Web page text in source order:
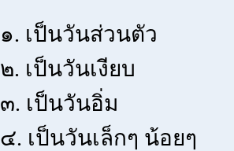
๑. เป็นวันส่วนตัว
๒. เป็นวันเงียบ
๓. เป็นวันอิ่ม
๔. เป็นวันเล็กๆ น้อยๆ